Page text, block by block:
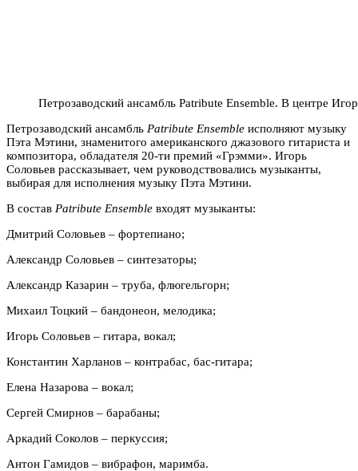
Петрозаводский ансамбль Patribute Ensemble. В центре
Петрозаводский ансамбль Patribute Ensemble исполняют музыку
Пэта Мэтини, знаменитого американского джазового гитариста и
композитора, обладателя 20-ти премий «Грэмми». Игорь
Соловьев рассказывает, чем руководствовались музыканты,
выбирая для исполнения музыку Пэта Мэтини.
В состав Patribute Ensemble входят музыканты:
Дмитрий Соловьев – фортепиано;
Александр Соловьев – синтезаторы;
Александр Казарин – труба, флюгельгорн;
Михаил Тоцкий – бандонеон, мелодика;
Игорь Соловьев – гитара, вокал;
Константин Харланов – контрабас, бас-гитара;
Елена Назарова – вокал;
Сергей Смирнов – барабаны;
Аркадий Соколов – перкуссия;
Антон Гамидов – вибрафон, маримба.